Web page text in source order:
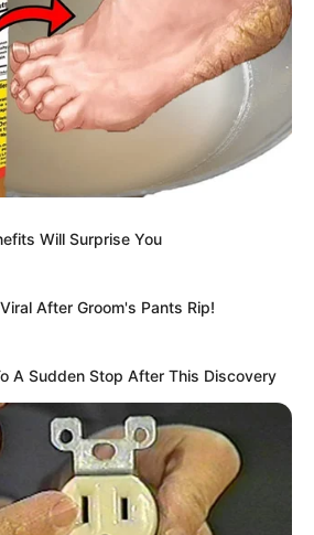
Will Surprise You
After Groom's Pants Rip!
A Sudden Stop After This Discovery